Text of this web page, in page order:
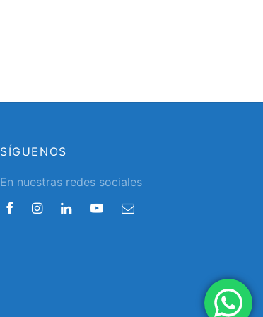
SÍGUENOS
En nuestras redes sociales